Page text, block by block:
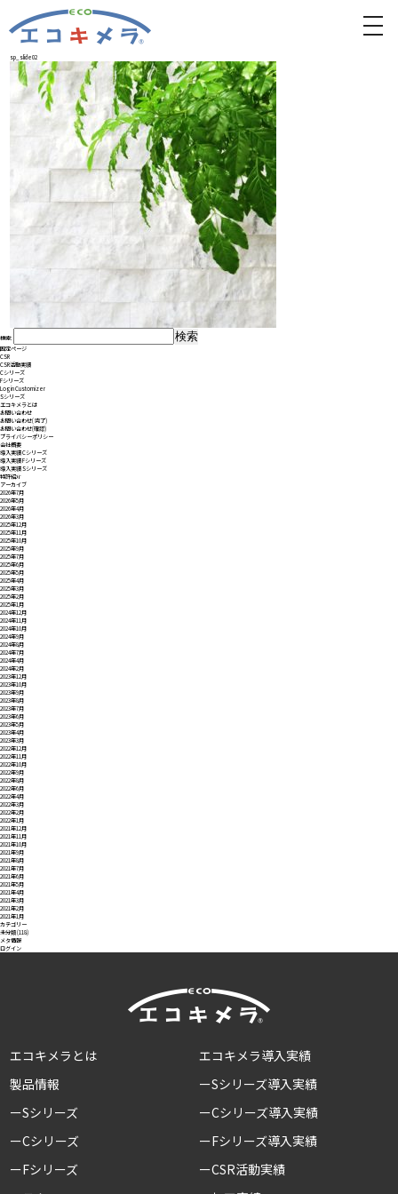
sp_slide02
検索:
固定ページ
CSR
CSR活動実績
Cシリーズ
Fシリーズ
Login Customizer
Sシリーズ
エコキメラとは
お問い合わせ
お問い合わせ( 完了)
お問い合わせ(確認)
プライバシーポリシー
会社概要
導入実績 Cシリーズ
導入実績 Fシリーズ
導入実績 Sシリーズ
特許紹介
アーカイブ
2026年7月
2026年5月
2026年4月
2026年3月
2025年12月
2025年11月
2025年10月
2025年9月
2025年7月
2025年6月
2025年5月
2025年4月
2025年3月
2025年2月
2025年1月
2024年12月
2024年11月
2024年10月
2024年9月
2024年8月
2024年7月
2024年4月
2024年2月
2023年12月
2023年10月
2023年9月
2023年8月
2023年7月
2023年6月
2023年5月
2023年4月
2023年3月
2022年12月
2022年11月
2022年10月
2022年9月
2022年8月
2022年6月
2022年4月
2022年3月
2022年2月
2022年1月
2021年12月
2021年11月
2021年10月
2021年9月
2021年8月
2021年7月
2021年6月
2021年5月
2021年4月
2021年3月
2021年2月
2021年1月
カテゴリー
未分類(118)
メタ情報
ログイン
エコキメラとは
製品情報
ーSシリーズ
ーCシリーズ
ーFシリーズ
エコキメラ導入実績
ーSシリーズ導入実績
ーCシリーズ導入実績
ーFシリーズ導入実績
ーCSR活動実績